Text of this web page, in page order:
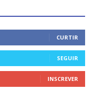
CURTIR
SEGUIR
INSCREVER